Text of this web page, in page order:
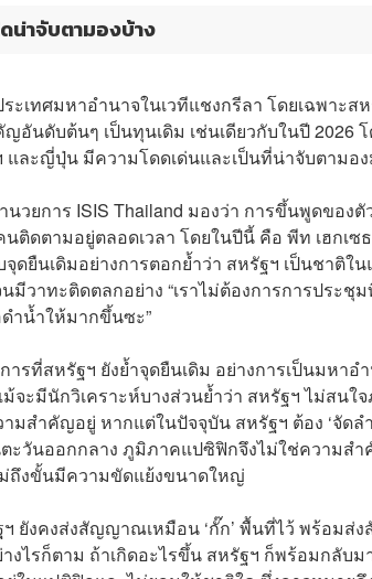
น่าจับตามองบ้าง
เทศมหาอำนาจในเวทีแชงกรีลา โดยเฉพาะ
อันดับต้นๆ เป็นทุนเดิม เช่นเดียวกับในปี 2026
และญี่ปุ่น มีความโดดเด่นและเป็นที่น่าจับตามอ
วยการ ISIS Thailand มองว่า การขึ้นพูดของ
นติดตามอยู่ตลอดเวลา โดยในปีนี้ คือ พีท เฮกเ
ดยืนเดิมอย่างการตอกย้ำว่า สหรัฐฯ เป็นชาติ
วาทะติดตลกอย่าง “เราไม่ต้องการการประชุ
ำน้ำให้มากขึ้นซะ”
ารที่สหรัฐฯ ยังย้ำจุดยืนเดิม อย่างการเป็นมหา
จะมีนักวิเคราะห์บางส่วนย้ำว่า สหรัฐฯ ไม่สน
มสำคัญอยู่ หากแต่ในปัจจุบัน สหรัฐฯ ต้อง ‘จัดล
ะวันออกกลาง ภูมิภาคแปซิฟิกจึงไม่ใช่ความสำ
ถึงขั้นมีความขัดแย้งขนาดใหญ่
ยังคงส่งสัญญาณเหมือน ‘กั๊ก’ พื้นที่ไว้ พร้อม
ไรก็ตาม ถ้าเกิดอะไรขึ้น สหรัฐฯ ก็พร้อมกลับม